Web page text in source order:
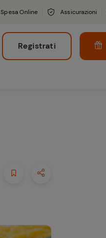
Spesa Online Assicurazioni
Registrati